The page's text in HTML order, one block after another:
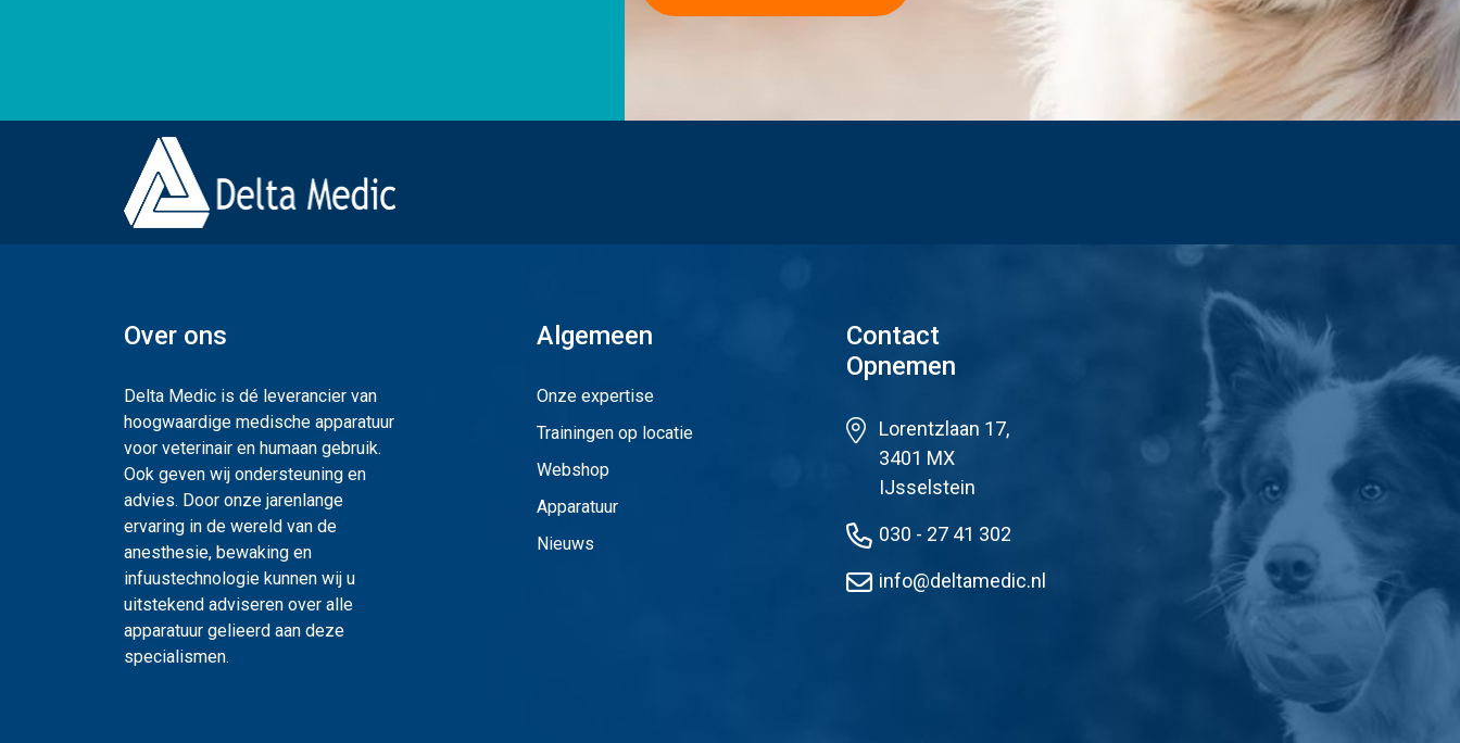
Over ons
Delta Medic is dé leverancier van
hoogwaardige medische apparatuur
voor veterinair en humaan gebruik.
Ook geven wij ondersteuning en
advies. Door onze jarenlange
ervaring in de wereld van de
anesthesie, bewaking en
infuustechnologie kunnen wij u
uitstekend adviseren over alle
apparatuur gelieerd aan deze
specialismen.
Algemeen
Onze expertise
Trainingen op locatie
Webshop
Apparatuur
Nieuws
Contact
Opnemen
Lorentzlaan 17,
3401 MX
IJsselstein
030 - 27 41 302
info@deltamedic.nl